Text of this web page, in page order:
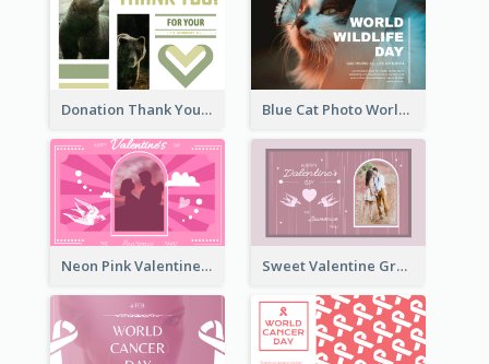
Donation Thank You Card Blue Cat Photo World Wildlife Day Greeting Card
Neon Pink Valentine Greeting Card Design Ideas Sweet Valentine Greeting Card Design Ideas